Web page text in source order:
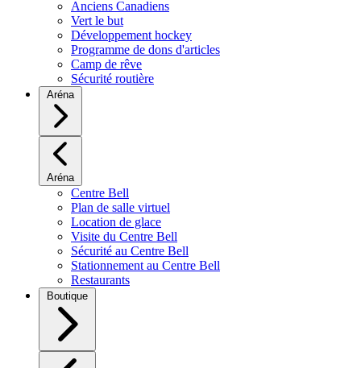
Anciens Canadiens
Vert le but
Développement hockey
Programme de dons d'articles
Camp de rêve
Sécurité routière
Aréna
Aréna
Centre Bell
Plan de salle virtuel
Location de glace
Visite du Centre Bell
Sécurité au Centre Bell
Stationnement au Centre Bell
Restaurants
Boutique